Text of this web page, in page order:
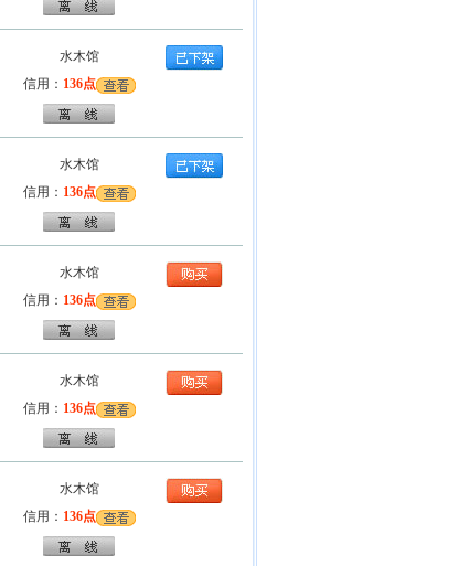
水木馆
信用： 136点
水木馆
信用： 136点
水木馆
信用： 136点
水木馆
信用： 136点
水木馆
信用： 136点